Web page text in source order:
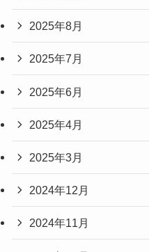
2025年8月
2025年7月
2025年6月
2025年4月
2025年3月
2024年12月
2024年11月